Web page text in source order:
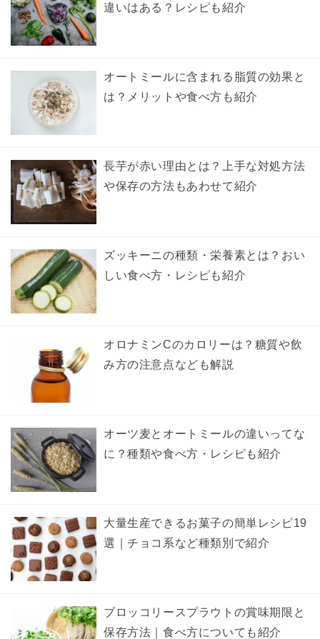
違いはある？レシピも紹介
オートミールに含まれる脂質の効果と
は？メリットや食べ方も紹介
長芋が赤い理由とは？上手な対処方法
や保存の方法もあわせて紹介
ズッキーニの種類・栄養素とは？おい
しい食べ方・レシピも紹介
オロナミンCのカロリーは？糖質や飲
み方の注意点なども解説
オーツ麦とオートミールの違いってな
に？種類や食べ方・レシピも紹介
大量生産できるお菓子の簡単レシピ19
選｜チョコ系など種類別で紹介
ブロッコリースプラウトの賞味期限と
保存方法｜食べ方についても紹介